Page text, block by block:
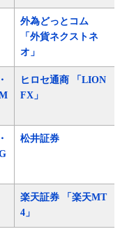
外為どっとコム
「外貨ネクストネ
オ」
ヒロセ通商 「LION
FX」
松井証券
楽天証券 「楽天MT
4」